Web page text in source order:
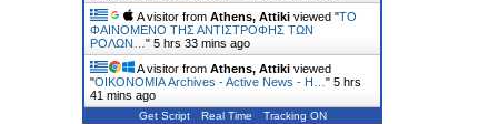
A visitor from Athens, Attiki viewed "ΤΟ
ΦΑΙΝΟΜΕΝΟ ΤΗΣ ΑΝΤΙΣΤΡΟΦΗΣ ΤΩΝ
ΡΟΛΩΝ… " 5 hrs 33 mins ago
A visitor from Athens, Attiki viewed
"ΟΙΚΟΝΟΜΙΑ Archives - Active News - Η… " 5 hrs
41 mins ago
Get Script Real Time Tracking ON